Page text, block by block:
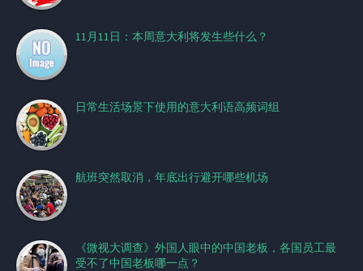
11月11日：本周意大利将发生些什么？
日常生活场景下使用的意大利语高频词组
航班突然取消，年底出行避开哪些机场
《微视大调查》外国人眼中的中国老板，各国员工最
受不了中国老板哪一点？